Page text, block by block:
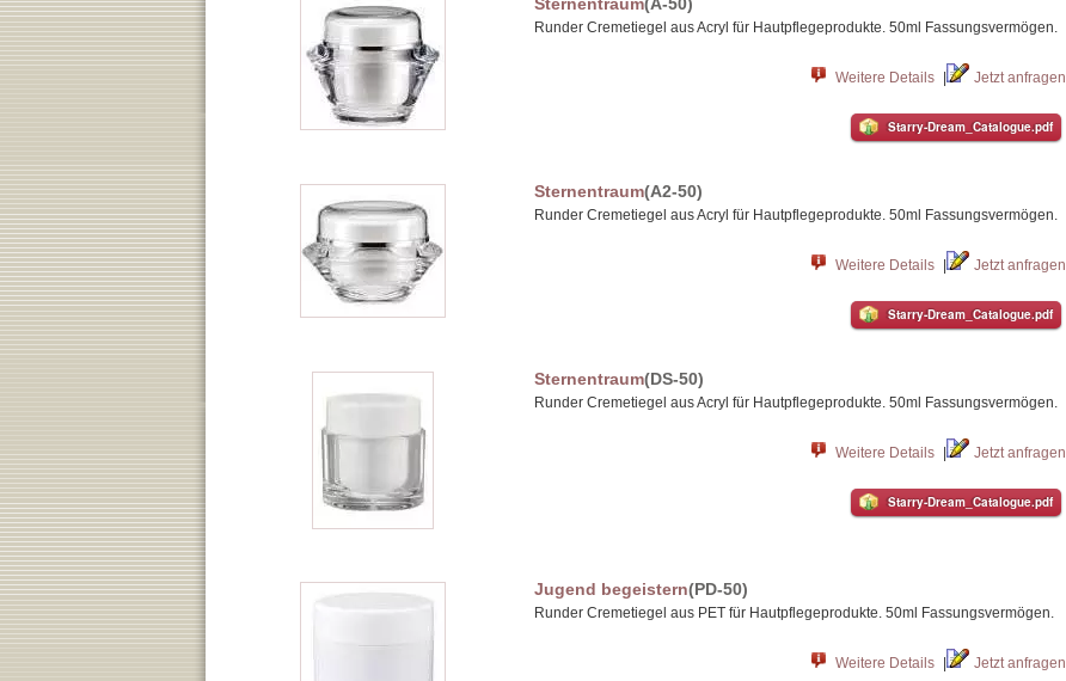
Runder Cremetiegel aus Acryl für Hautpflegeprodukte. 50ml Fassungsvermögen.
Weitere Details Jetzt anfragen
Starry-Dream_Catalogue.pdf
Sternentraum(A2-50)
Runder Cremetiegel aus Acryl für Hautpflegeprodukte. 50ml Fassungsvermögen.
Weitere Details Jetzt anfragen
Starry-Dream_Catalogue.pdf
Sternentraum(DS-50)
Runder Cremetiegel aus Acryl für Hautpflegeprodukte. 50ml Fassungsvermögen.
Weitere Details Jetzt anfragen
Starry-Dream_Catalogue.pdf
Jugend begeistern(PD-50)
Runder Cremetiegel aus PET für Hautpflegeprodukte. 50ml Fassungsvermögen.
Weitere Details Jetzt anfragen